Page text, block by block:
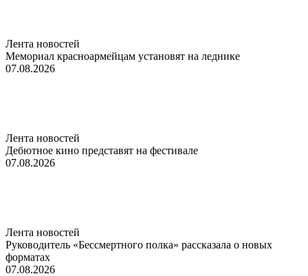
Лента новостей
Мемориал красноармейцам установят на леднике
07.08.2026
Лента новостей
Дебютное кино представят на фестивале
07.08.2026
Лента новостей
Руководитель «Бессмертного полка» рассказала о новых
форматах
07.08.2026